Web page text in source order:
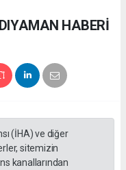
HABERİ
(İHA) ve diğer
sitemizin
kanallarından